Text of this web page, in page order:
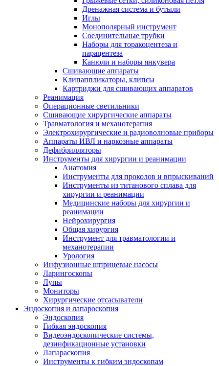
Дренажная система и бутыли
Иглы
Монополярный инструмент
Соединительные трубки
Наборы для торакоцентеза и
парацентеза
Канюли и наборы янкувера
Сшивающие аппараты
Клипаппликаторы, клипсы
Картриджи для сшивающих аппаратов
Реанимация
Операционные светильники
Сшивающие хирургические аппараты
Травматология и механотерапия
Электрохирургические и радиоволновые приборы
Аппараты ИВЛ и наркозные аппараты
Дефибрилляторы
Инструменты для хирургии и реанимации
Анатомия
Инструменты для проколов и впрыскиваний
Инструменты из титанового сплава для
хирургии и реанимации
Медицинские наборы для хирургии и
реанимации
Нейрохирургия
Общая хирургия
Инструмент для травматологии и
механотерапии
Урология
Инфузионные шприцевые насосы
Ларингоскопы
Лупы
Мониторы
Хирургические отсасыватели
Эндоскопия и лапароскопия
Эндоскопия
Гибкая эндоскопия
Видеоэндоскопические системы,
дезинфикационные установки
Лапараскопия
Инструменты к гибким эндоскопам